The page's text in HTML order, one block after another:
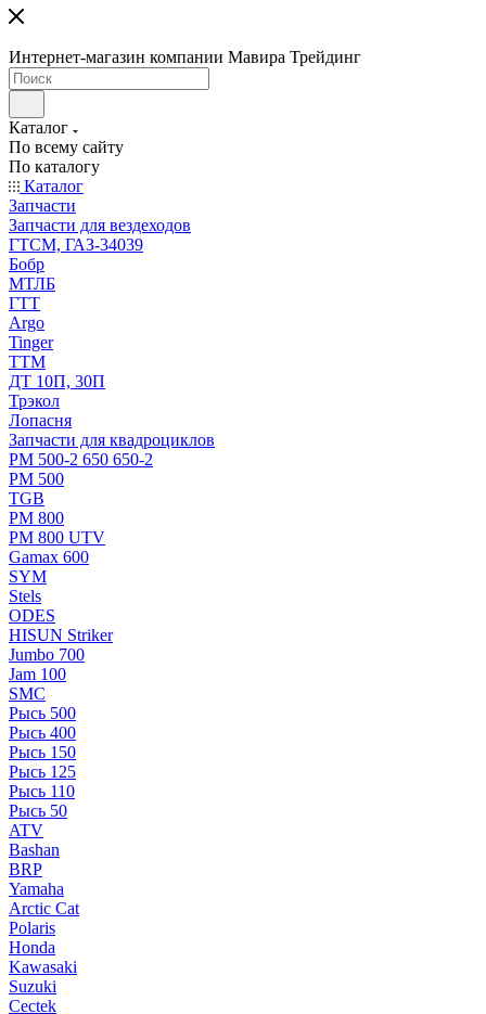
Интернет-магазин компании Мавира Трейдинг
Каталог
По всему сайту
По каталогу
Каталог
Запчасти
Запчасти для вездеходов
ГТСМ, ГАЗ-34039
Бобр
МТЛБ
ГТТ
Argo
Tinger
ТТМ
ДТ 10П, 30П
Трэкол
Лопасня
Запчасти для квадроциклов
РМ 500-2 650 650-2
РМ 500
TGB
РМ 800
РМ 800 UTV
Gamax 600
SYM
Stels
ОDЕS
HISUN Striker
Jumbo 700
Jam 100
SMC
Рысь 500
Рысь 400
Рысь 150
Рысь 125
Рысь 110
Рысь 50
ATV
Bashan
BRP
Yamaha
Arctic Cat
Polaris
Honda
Kawasaki
Suzuki
Cectek